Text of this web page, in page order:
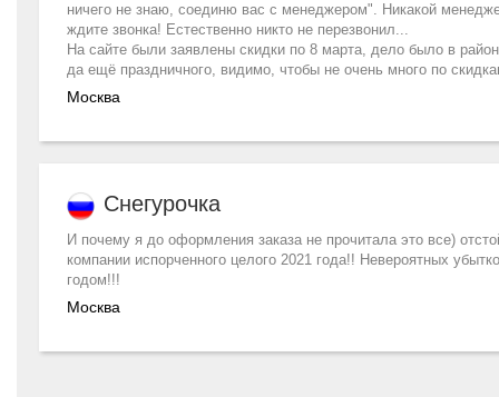
ничего не знаю, соединю вас с менеджером". Никакой
ждите звонка! Естественно никто не перезвонил...
На сайте были заявлены скидки по 8 марта, дело было в
да ещё праздничного, видимо, чтобы не очень много по
Москва
Снегурочка
И почему я до оформления заказа не прочитала это все)
компании испорченного целого 2021 года!! Невероятных
годом!!!
Москва